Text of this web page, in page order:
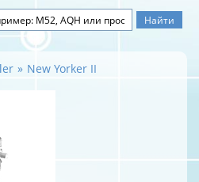
New Yorker II